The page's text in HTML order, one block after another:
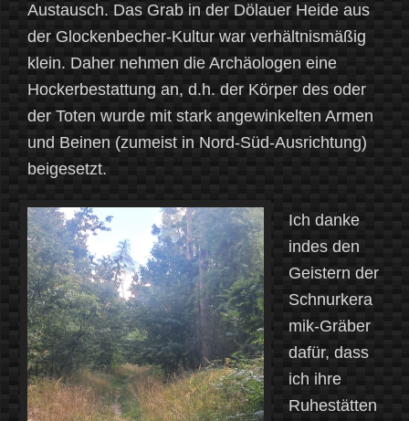
Austausch. Das Grab in der Dölauer Heide aus
der Glockenbecher-Kultur war verhältnismäßig
klein. Daher nehmen die Archäologen eine
Hockerbestattung an, d.h. der Körper des oder
der Toten wurde mit stark angewinkelten Armen
und Beinen (zumeist in Nord-Süd-Ausrichtung)
beigesetzt.
Ich danke
indes den
Geistern der
Schnurkera
mik-Gräber
dafür, dass
ich ihre
Ruhestätten